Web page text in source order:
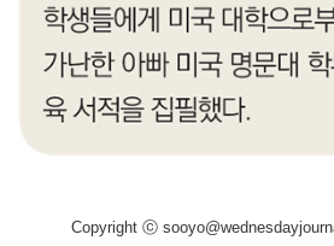
Copyright ⓒ